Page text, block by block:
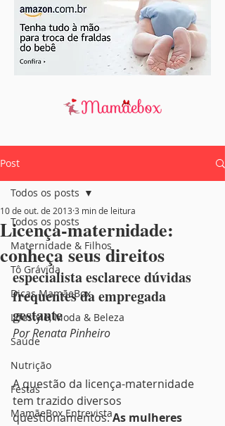
Post
Todos os posts
Maternidade & Filhos
Tô Grávida
Dicas MamãeBox
Lifestyle, Moda & Beleza
Saúde
Nutrição
Festas
MamãeBox Entrevista
Todos os posts
Licença-maternidade:
conheça seus direitos
10 de out. de 2013 3 min de leitura
especialista esclarece dúvidas
frequentes da empregada
gestante
Por Renata Pinheiro
A questão da licença-maternidade
tem trazido diversos
questionamentos. As mulheres